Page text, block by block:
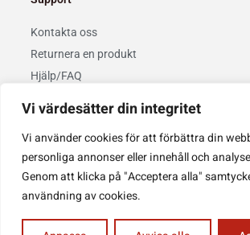
Vi värdesätter din integritet
Vi använder cookies för att förbättra din
personliga annonser eller innehåll och
Genom att klicka på "Acceptera alla"
användning av cookies.
Kontakta oss
Returnera en produkt
Hjälp/FAQ
Copyright © 2022 Kaizenemballage AB. Design &